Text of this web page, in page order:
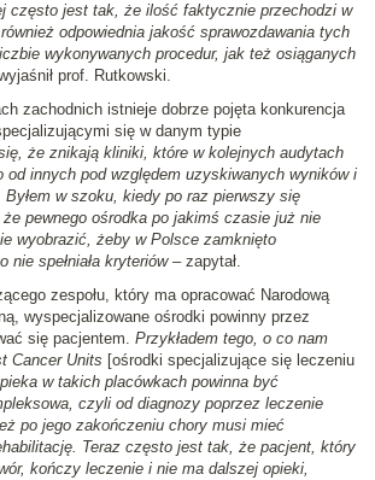
często jest tak, że ilość faktycznie przechodzi w
odpowiednia jakość sprawozdawania tych
wykonywanych procedur, jak też osiąganych
prof. Rutkowski.
zachodnich istnieje dobrze pojęta konkurencja
się w danym typie
że znikają kliniki, które w kolejnych audytach
od innych pod względem uzyskiwanych wyników i
w szoku, kiedy po raz pierwszy się
pewnego ośrodka po jakimś czasie już nie
wyobrazić, żeby w Polsce zamknięto
nie spełniała kryteriów– zapytał.
zespołu, który ma opracować Narodową
wyspecjalizowane ośrodki powinny przez
się pacjentem. Przykładem tego, o co nam
Cancer Units [ośrodki specjalizujące się leczeniu
w takich placówkach powinna być
czyli od diagnozy poprzez leczenie
po jego zakończeniu chory musi mieć
Teraz często jest tak, że pacjent, który
kończy leczenie i nie ma dalszej opieki,